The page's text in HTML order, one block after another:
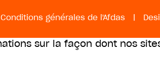
Conditions générales de l'Afdas |
sur la façon dont nos